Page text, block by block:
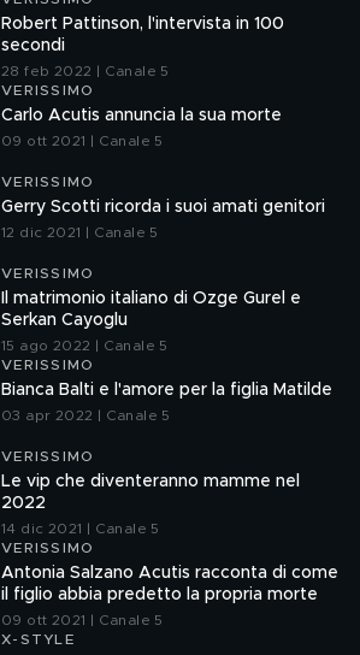
Robert Pattinson, l'intervista in 100
secondi
28 feb 2022 | Canale 5
VERISSIMO
Carlo Acutis annuncia la sua morte
09 ott 2021 | Canale 5
VERISSIMO
Gerry Scotti ricorda i suoi amati genitori
12 dic 2021 | Canale 5
VERISSIMO
Il matrimonio italiano di Ozge Gurel e
Serkan Cayoglu
15 ago 2022 | Canale 5
VERISSIMO
Bianca Balti e l'amore per la figlia Matilde
03 apr 2022 | Canale 5
VERISSIMO
Le vip che diventeranno mamme nel
2022
14 dic 2021 | Canale 5
VERISSIMO
Antonia Salzano Acutis racconta di come
il figlio abbia predetto la propria morte
09 ott 2021 | Canale 5
X-STYLE